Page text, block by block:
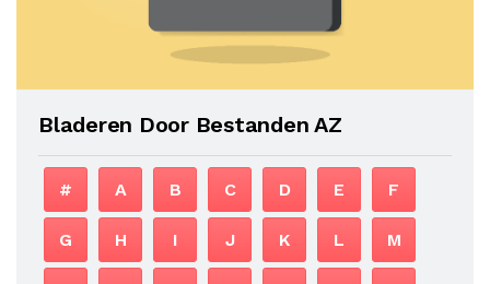
Bladeren Door Bestanden AZ
# A B C D E F
G H I J K L M